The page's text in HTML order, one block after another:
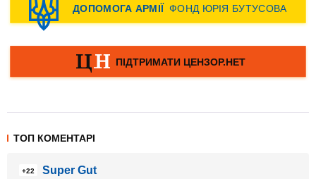
ТОП КОМЕНТАРІ
+22
Super Gut